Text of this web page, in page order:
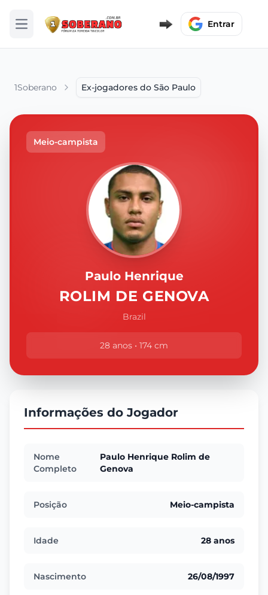
Abrir menu Entrar
1Soberano Ex-jogadores do São Paulo
Meio-campista
Paulo Henrique
ROLIM DE GENOVA
Brazil
28 anos • 174 cm
Informações do Jogador
Nome
Completo
Paulo Henrique Rolim de
Genova
Posição Meio-campista
Idade 28 anos
Nascimento 26/08/1997